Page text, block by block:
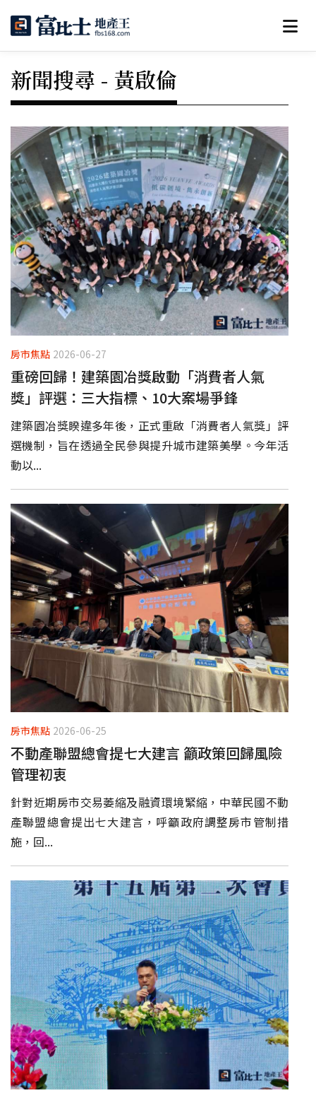
新聞搜尋 - 黃啟倫
房市焦點 2026-06-27
重磅回歸！建築園冶獎啟動「消費者人氣
獎」評選：三大指標、10大案場爭鋒
建築園冶獎睽違多年後，正式重啟「消費者人氣獎」評
選機制，旨在透過全民參與提升城市建築美學。今年活
動以...
房市焦點 2026-06-25
不動產聯盟總會提七大建言 籲政策回歸風險
管理初衷
針對近期房市交易萎縮及融資環境緊縮，中華民國不動
產聯盟總會提出七大建言，呼籲政府調整房市管制措
施，回...